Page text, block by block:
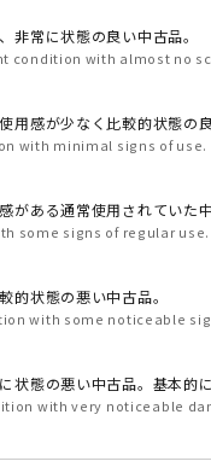
非常に状態の良い中古品。
condition with almost no
用感が少なく比較的状態の良
with minimal signs of use.
がある通常使用されていた中
some signs of regular use.
的状態の悪い中古品。
with some noticeable
状態の悪い中古品。基本的
with very noticeable